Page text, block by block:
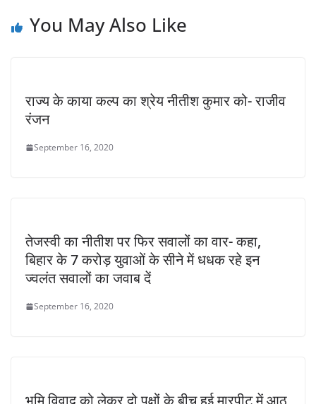
You May Also Like
राज्य के काया कल्प का श्रेय नीतीश कुमार को- राजीव
रंजन
September 16, 2020
तेजस्वी का नीतीश पर फिर सवालों का वार- कहा,
बिहार के 7 करोड़ युवाओं के सीने में धधक रहे इन
ज्वलंत सवालों का जवाब दें
September 16, 2020